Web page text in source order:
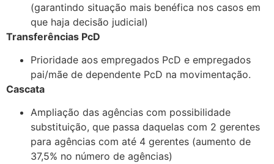
(garantindo situação mais benéfica nos casos em
que haja decisão judicial)
Transferências PcD
Prioridade aos empregados PcD e empregados
pai/mãe de dependente PcD na movimentação.
Cascata
Ampliação das agências com possibilidade
substituição, que passa daquelas com 2 gerentes
para agências com até 4 gerentes (aumento de
37,5% no número de agências)